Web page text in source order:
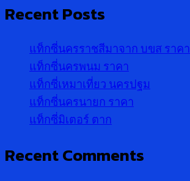
Recent Posts
แท็กซี่นครราชสีมาจาก บขส ราคา
แท็กซี่นครพนม ราคา
แท็กซี่เหมาเที่ยว นครปฐม
แท็กซี่นครนายก ราคา
แท็กซี่มิเตอร์ ตาก
Recent Comments